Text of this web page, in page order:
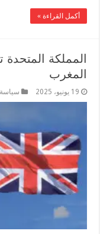
أكمل القراءة »
المملكة
المغرب
19 يونيو، 2025 سياسة